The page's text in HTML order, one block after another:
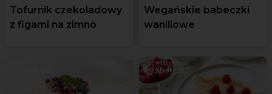
Tofurnik czekoladowy
z figami na zimno
Wegańskie babeczki
waniliowe